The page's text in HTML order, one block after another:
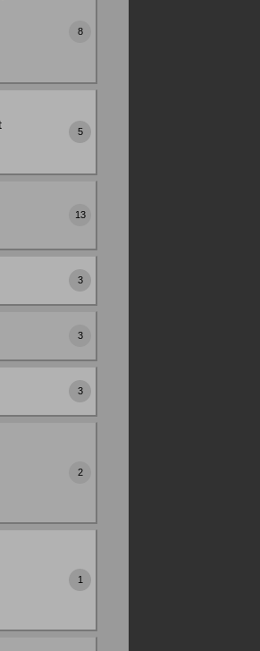
8
5
13
3
3
3
2
1